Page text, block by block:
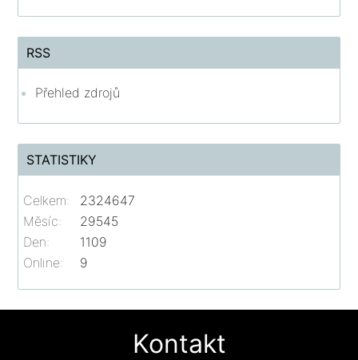
RSS
Přehled zdrojů
STATISTIKY
Online: 9
Celkem:
2324647
Měsíc:
29545
Den:
1109
Kontakt